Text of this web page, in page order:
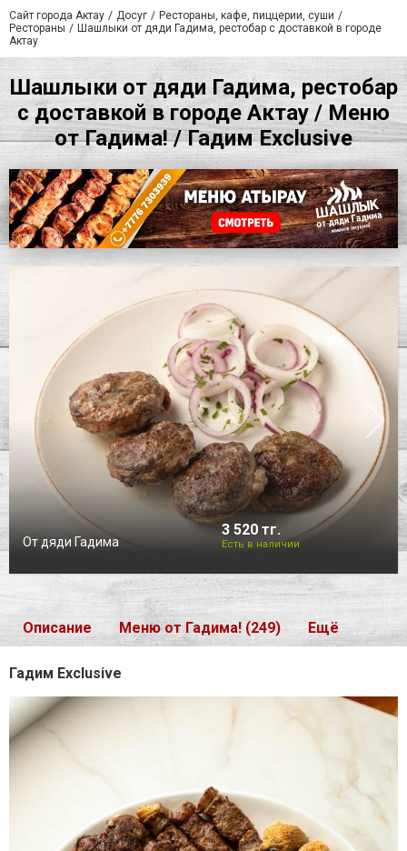
Сайт города Актау Досуг
Рестораны, кафе, пиццерии, суши
Рестораны
Шашлыки от дяди Гадима, рестобар с доставкой в городе
Актау
Шашлыки от дяди Гадима, рестобар
с доставкой в городе Актау / Меню
от Гадима! / Гадим Exclusive
От дяди Гадима
3 520 тг.
Есть в наличии
Описание Меню от Гадима! (249) Ещё
Гадим Exclusive